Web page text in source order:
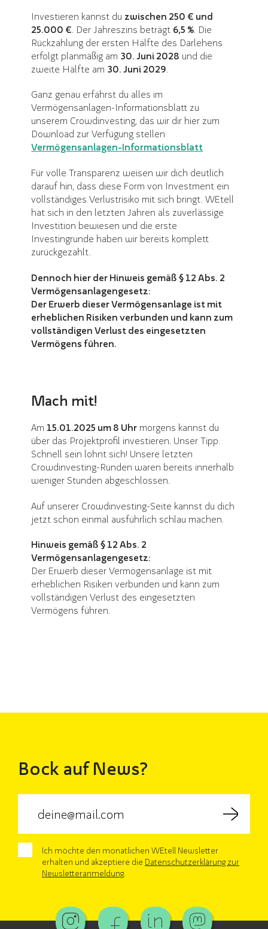
Investieren kannst du zwischen 250 € und
25.000 € . Der Jahreszins beträgt 6,5 % . Die
Rückzahlung der ersten Hälfte des Darlehens
erfolgt planmäßig am 30. Juni 2028 und die
zweite Hälfte am 30. Juni 2029
Ganz genau erfährst du alles im
Vermögensanlagen-Informationsblatt zu
unserem Crowdinvesting, das wir dir hier zum
Download zur Verfügung stellen:
Vermögensanlagen-Informationsblatt
Für volle Transparenz weisen wir dich deutlich
darauf hin, dass diese Form von Investment ein
vollständiges Verlustrisiko mit sich bringt. WEtell
hat sich in den letzten Jahren als zuverlässige
Investition bewiesen und die erste
Investingrunde haben wir bereits komplett
zurückgezahlt.
Dennoch hier der Hinweis gemäß § 12 Abs. 2
Vermögensanlagengesetz:
Der Erwerb dieser Vermögensanlage ist mit
erheblichen Risiken verbunden und kann zum
vollständigen Verlust des eingesetzten
Vermögens führen.
Mach mit!
Am 15.01.2025 um 8 Uhr morgens kannst du
über das Projektprofil investieren. Unser Tipp:
Schnell sein lohnt sich! Unsere letzten
Crowdinvesting-Runden waren bereits innerhalb
weniger Stunden abgeschlossen.
Auf unserer Crowdinvesting-Seite kannst du dich
jetzt schon einmal ausführlich schlau machen.
Hinweis gemäß § 12 Abs. 2
Vermögensanlagengesetz:
Der Erwerb dieser Vermögensanlage ist mit
erheblichen Risiken verbunden und kann zum
vollständigen Verlust des eingesetzten
Vermögens führen.
Bock auf News?
Ich möchte den monatlichen WEtell Newsletter
erhalten und akzeptiere die Datenschutzerklärung zur
Newsletteranmeldung